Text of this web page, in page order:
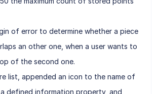
of error to determine whether a piece
an other one, when a user wants to
of the second one.
list, appended an icon to the name of
defined information property, and